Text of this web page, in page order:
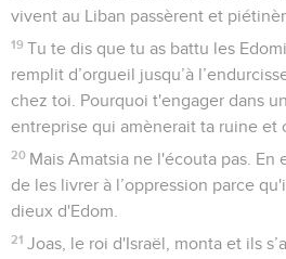
vivent au Liban passèrent et
19 Tu te dis que tu as battu les
remplit d’orgueil jusqu’à
chez toi. Pourquoi t'engager dans
entreprise qui amènerait ta ruine et
20 Mais Amatsia ne l'écouta pas.
de les livrer à l’oppression parce
dieux d'Edom.
21 Joas, le roi d'Israël, monta et ils